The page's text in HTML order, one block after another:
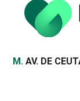
Morada
M. AV. DE